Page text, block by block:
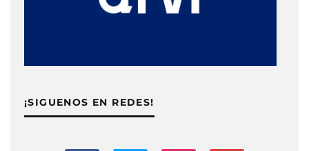
¡SIGUENOS EN REDES!